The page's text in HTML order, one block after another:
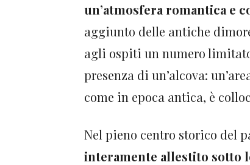
un’atmosfera romantica e
aggiunto delle antiche
agli ospiti un numero
presenza di un’alcova:
come in epoca antica, è
Nel pieno centro storico del
interamente allestito sotto